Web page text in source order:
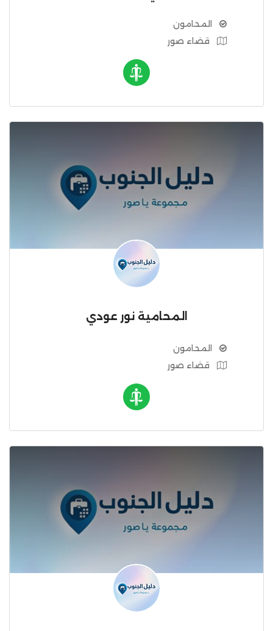
المحامون
قضاء صور
المحامية نور عودي
المحامون
قضاء صور